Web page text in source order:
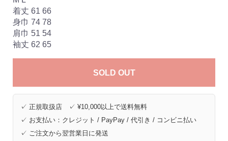
着丈 61 66
身巾 74 78
肩巾 51 54
袖丈 62 65
SOLD OUT
✓ 正規取扱店 ✓ ¥10,000以上で送料無料
✓ お支払い：クレジット / PayPay / 代引き / コンビニ払い
✓ ご注文から翌営業日に発送